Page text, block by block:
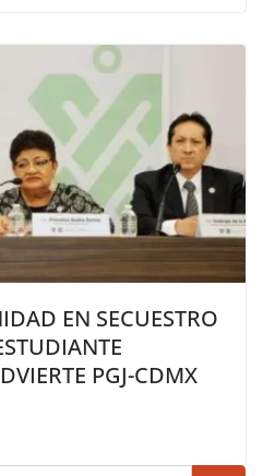
EN SECUESTRO
PGJ-CDMX